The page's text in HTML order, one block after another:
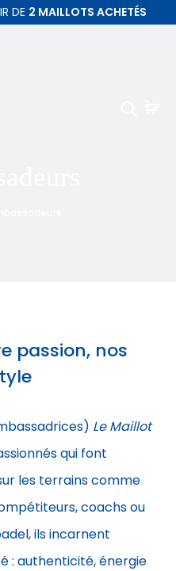
DE 2 MAILLOTS ACHETÉS
passion, nos
Le Maillot
qui font
les terrains comme
coachs ou
ils incarnent
: authenticité, énergie